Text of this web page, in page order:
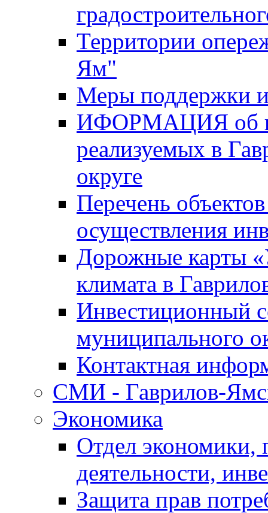
Территории
Ям"
Меры поддержки
ИФОРМАЦИЯ об
реализуемых в
округе
Перечень
осуществления
Дорожные карты
климата в
Инвестиционный
муниципального
Контактная
СМИ - Гаврилов-
Экономика
Отдел экономики,
деятельности,
Защита прав